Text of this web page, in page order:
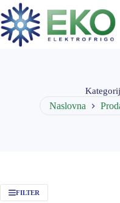
Preskoči
na
sadržaj
Naslovna
FILTER